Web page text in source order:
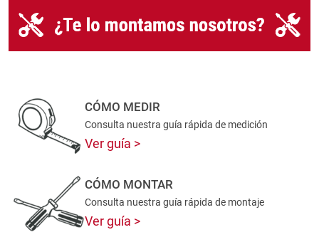
CÓMO MEDIR
Consulta nuestra guía rápida de medición
Ver guía
CÓMO MONTAR
Consulta nuestra guía rápida de montaje
Ver guía